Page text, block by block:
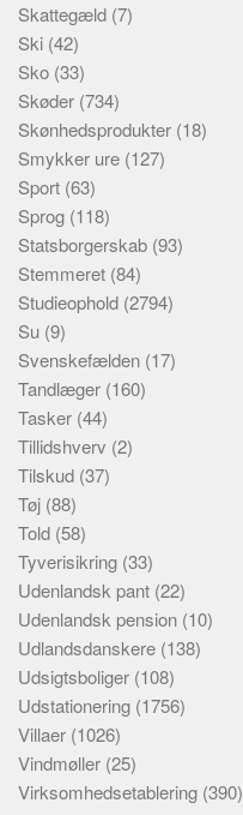
Skattegæld (7)
Ski (42)
Sko (33)
Skøder (734)
Skønhedsprodukter (18)
Smykker ure (127)
Sport (63)
Sprog (118)
Statsborgerskab (93)
Stemmeret (84)
Studieophold (2794)
Su (9)
Svenskefælden (17)
Tandlæger (160)
Tasker (44)
Tillidshverv (2)
Tilskud (37)
Tøj (88)
Told (58)
Tyverisikring (33)
Udenlandsk pant (22)
Udenlandsk pension (10)
Udlandsdanskere (138)
Udsigtsboliger (108)
Udstationering (1756)
Villaer (1026)
Vindmøller (25)
Virksomhedsetablering (390)